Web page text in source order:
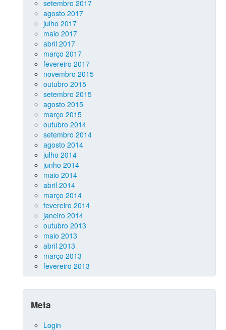
setembro 2017
agosto 2017
julho 2017
maio 2017
abril 2017
março 2017
fevereiro 2017
novembro 2015
outubro 2015
setembro 2015
agosto 2015
março 2015
outubro 2014
setembro 2014
agosto 2014
julho 2014
junho 2014
maio 2014
abril 2014
março 2014
fevereiro 2014
janeiro 2014
outubro 2013
maio 2013
abril 2013
março 2013
fevereiro 2013
Meta
Login